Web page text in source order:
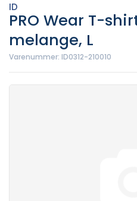
ID
PRO Wear T-
melange, L
Varenummer: ID0312-210010